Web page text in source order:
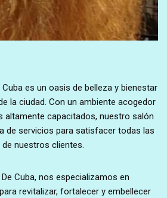
es un oasis de belleza y bienestar
la ciudad. Con un ambiente acogedor
altamente capacitados, nuestro salón
de servicios para satisfacer todas las
nuestros clientes.
Cuba, nos especializamos en
revitalizar, fortalecer y embellecer